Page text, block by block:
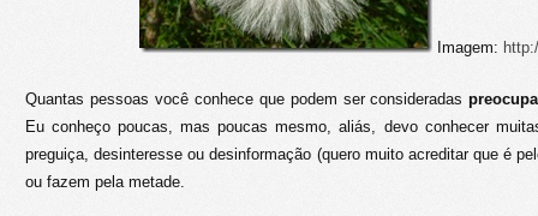
Imagem:
Quantas pessoas você conhece que podem ser consideradas
Eu conheço poucas, mas poucas mesmo, aliás, devo conhecer
preguiça, desinteresse ou desinformação (quero muito acreditar que é
ou fazem pela metade.